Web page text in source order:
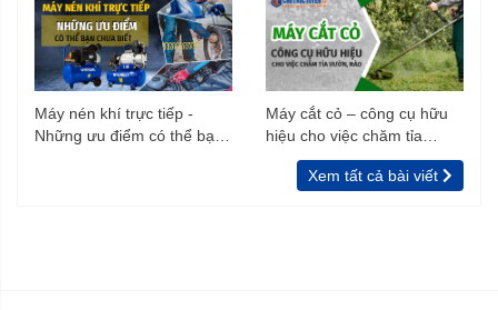
Máy nén khí trực tiếp -
Những ưu điểm có thể bạn
Máy cắt cỏ – công cụ hữu
hiệu cho việc chăm tỉa
vườn, rào
Xem tất cả bài viết